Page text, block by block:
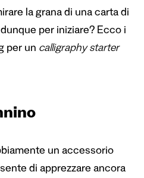
la grana di una carta di
per iniziare? Ecco i
per un calligraphy starter
un accessorio
di apprezzare ancora